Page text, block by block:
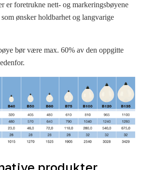
er foretrukne nett- og markeringsbøyene
ønsker holdbarhet og langvarige
bør være max. 60% av den oppgitte